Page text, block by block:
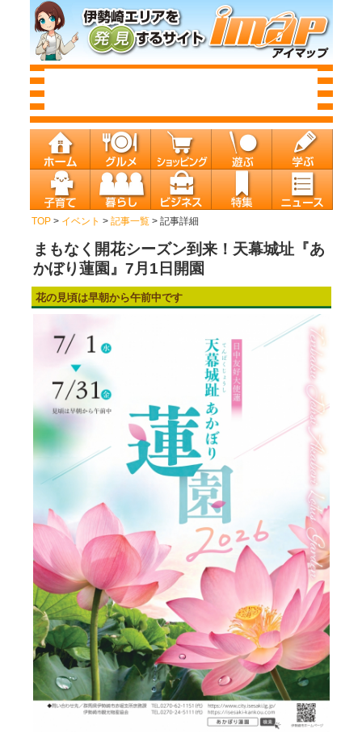
TOP> イベント > 記事一覧> 記事詳細
まもなく開花シーズン到来！天幕城址『あ
かぼり蓮園』7月1日開園
花の見頃は早朝から午前中です